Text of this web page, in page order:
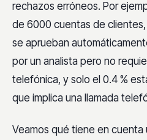
rechazos erróneos. Por
de 6000 cuentas de
se aprueban
por un analista pero no
telefónica, y solo el 0.4 %
que implica una llamada
Veamos qué tiene en cuenta